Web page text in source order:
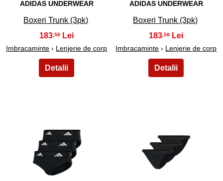
ADIDAS UNDERWEAR
Boxeri Trunk (3pk)
183 ,58
Imbracaminte › Lenjerie de corp
ADIDAS UNDERWEAR
Boxeri Trunk (3pk)
183 ,58
Imbracaminte › Lenjerie de corp
15